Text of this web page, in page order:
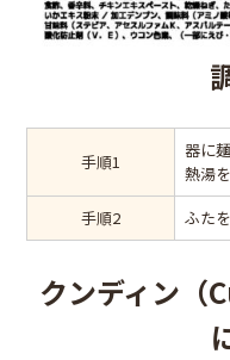
手順1
器に
熱湯
手順2
ふた
クンディン（